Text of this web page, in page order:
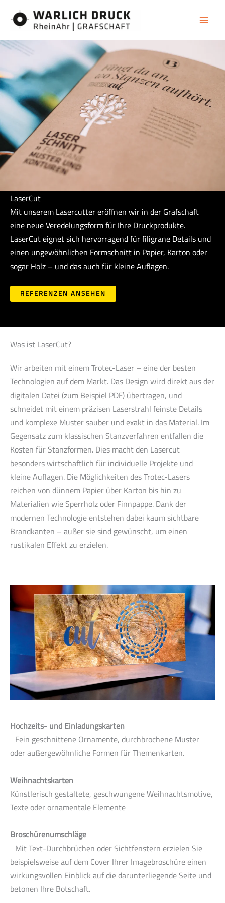
Inhalt
LaserCut
Mit unserem Lasercutter eröffnen wir in der Grafschaft
eine neue Veredelungsform für Ihre Druckprodukte.
LaserCut eignet sich hervorragend für filigrane Details und
einen ungewöhnlichen Formschnitt in Papier, Karton oder
sogar Holz – und das auch für kleine Auflagen.
REFERENZEN ANSEHEN
Was ist LaserCut?
Wir arbeiten mit einem Trotec-Laser – eine der besten
Technologien auf dem Markt. Das Design wird direkt aus der
digitalen Datei (zum Beispiel PDF) übertragen, und
schneidet mit einem präzisen Laserstrahl feinste Details
und komplexe Muster sauber und exakt in das Material. Im
Gegensatz zum klassischen Stanzverfahren entfallen die
Kosten für Stanzformen. Dies macht den Lasercut
besonders wirtschaftlich für individuelle Projekte und
kleine Auflagen. Die Möglichkeiten des Trotec-Lasers
reichen von dünnem Papier über Karton bis hin zu
Materialien wie Sperrholz oder Finnpappe. Dank der
modernen Technologie entstehen dabei kaum sichtbare
Brandkanten – außer sie sind gewünscht, um einen
rustikalen Effekt zu erzielen.
Hochzeits- und Einladungskarten
Fein geschnittene Ornamente, durchbrochene Muster
oder außergewöhnliche Formen für Themenkarten.
Weihnachtskarten
Künstlerisch gestaltete, geschwungene Weihnachtsmotive,
Texte oder ornamentale Elemente
Broschürenumschläge
Mit Text-Durchbrüchen oder Sichtfenstern erzielen Sie
beispielsweise auf dem Cover Ihrer Imagebroschüre einen
wirkungsvollen Einblick auf die darunterliegende Seite und
betonen Ihre Botschaft.